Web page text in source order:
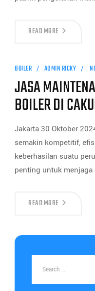
READ MORE
BOILER ADMIN RICKY
JASA
BOILER DI
Jakarta 30 Oktober
semakin kompetitif,
keberhasilan suatu
penting untuk
READ MORE